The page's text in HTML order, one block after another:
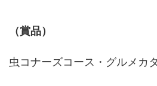
（賞品）
虫コナーズコース・グルメカ